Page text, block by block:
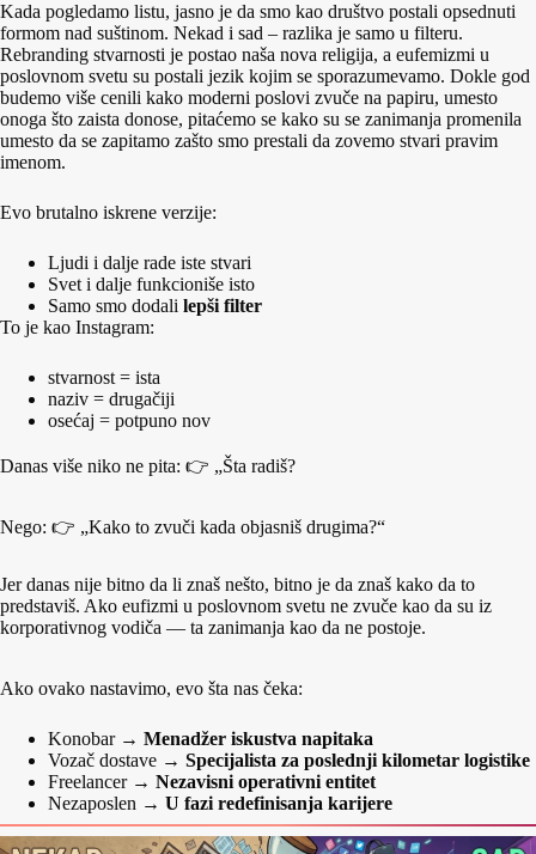
Kada pogledamo listu, jasno je da smo kao društvo postali opsednuti
formom nad suštinom. Nekad i sad – razlika je samo u filteru.
Rebranding stvarnosti je postao naša nova religija, a eufemizmi u
poslovnom svetu su postali jezik kojim se sporazumevamo. Dokle god
budemo više cenili kako moderni poslovi zvuče na papiru, umesto
onoga što zaista donose, pitaćemo se kako su se zanimanja promenila
umesto da se zapitamo zašto smo prestali da zovemo stvari pravim
imenom.
Evo brutalno iskrene verzije:
Ljudi i dalje rade iste stvari
Svet i dalje funkcioniše isto
Samo smo dodali lepši filter
To je kao Instagram:
stvarnost = ista
naziv = drugačiji
osećaj = potpuno nov
Danas više niko ne pita: 👉 „Šta radiš?
Nego: 👉 „Kako to zvuči kada objasniš drugima?“
Jer danas nije bitno da li znaš nešto, bitno je da znaš kako da to
predstaviš. Ako eufizmi u poslovnom svetu ne zvuče kao da su iz
korporativnog vodiča — ta zanimanja kao da ne postoje.
Ako ovako nastavimo, evo šta nas čeka:
Konobar → Menadžer iskustva napitaka
Vozač dostave → Specijalista za poslednji kilometar logistike
Freelancer → Nezavisni operativni entitet
Nezaposlen → U fazi redefinisanja karijere